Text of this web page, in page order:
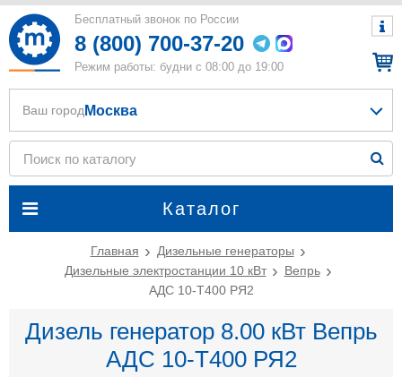
Бесплатный звонок по России
8 (800) 700-37-20
Режим работы: будни с 08:00 до 19:00
Каталог
Ваш город Москва
Главная
Дизельные генераторы
Дизельные электростанции 10 кВт
Вепрь
АДС 10-Т400 РЯ2
Дизель генератор 8.00 кВт Вепрь
АДС 10-Т400 РЯ2